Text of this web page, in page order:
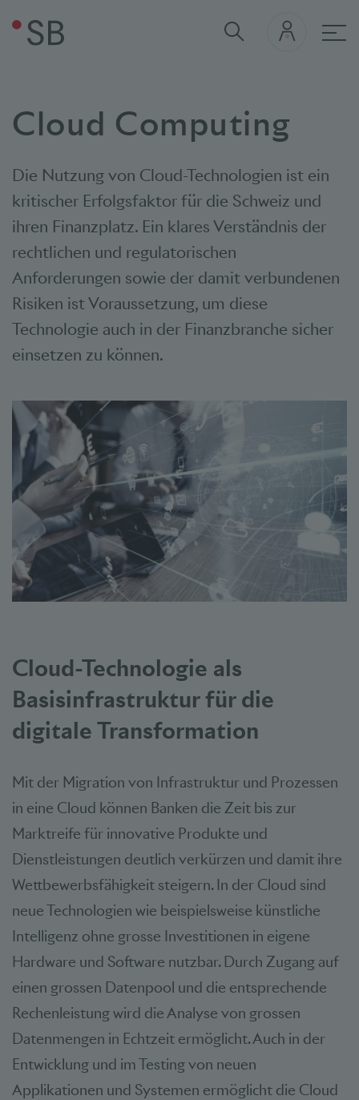
Cloud Computing
Die Nutzung von Cloud-Technologien ist ein
kritischer Erfolgsfaktor für die Schweiz und
ihren Finanzplatz. Ein klares Verständnis der
rechtlichen und regulatorischen
Anforderungen sowie der damit verbundenen
Risiken ist Voraussetzung, um diese
Technologie auch in der Finanzbranche sicher
einsetzen zu können.
Cloud-Technologie als
Basisinfrastruktur für die
digitale Transformation
Mit der Migration von Infrastruktur und Prozessen
in eine Cloud können Banken die Zeit bis zur
Marktreife für innovative Produkte und
Dienstleistungen deutlich verkürzen und damit ihre
Wettbewerbsfähigkeit steigern. In der Cloud sind
neue Technologien wie beispielsweise künstliche
Intelligenz ohne grosse Investitionen in eigene
Hardware und Software nutzbar. Durch Zugang auf
einen grossen Datenpool und die entsprechende
Rechenleistung wird die Analyse von grossen
Datenmengen in Echtzeit ermöglicht. Auch in der
Entwicklung und im Testing von neuen
Applikationen und Systemen ermöglicht die Cloud